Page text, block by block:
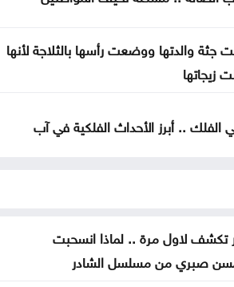
والدتها ووضعت رأسها بالثلاجة لأنها
زيجاتها
الفلك .. أبرز الأحداث الفلكية في آب
تكشف لاول مرة .. لماذا انسحبت
صبري من مسلسل الشادر